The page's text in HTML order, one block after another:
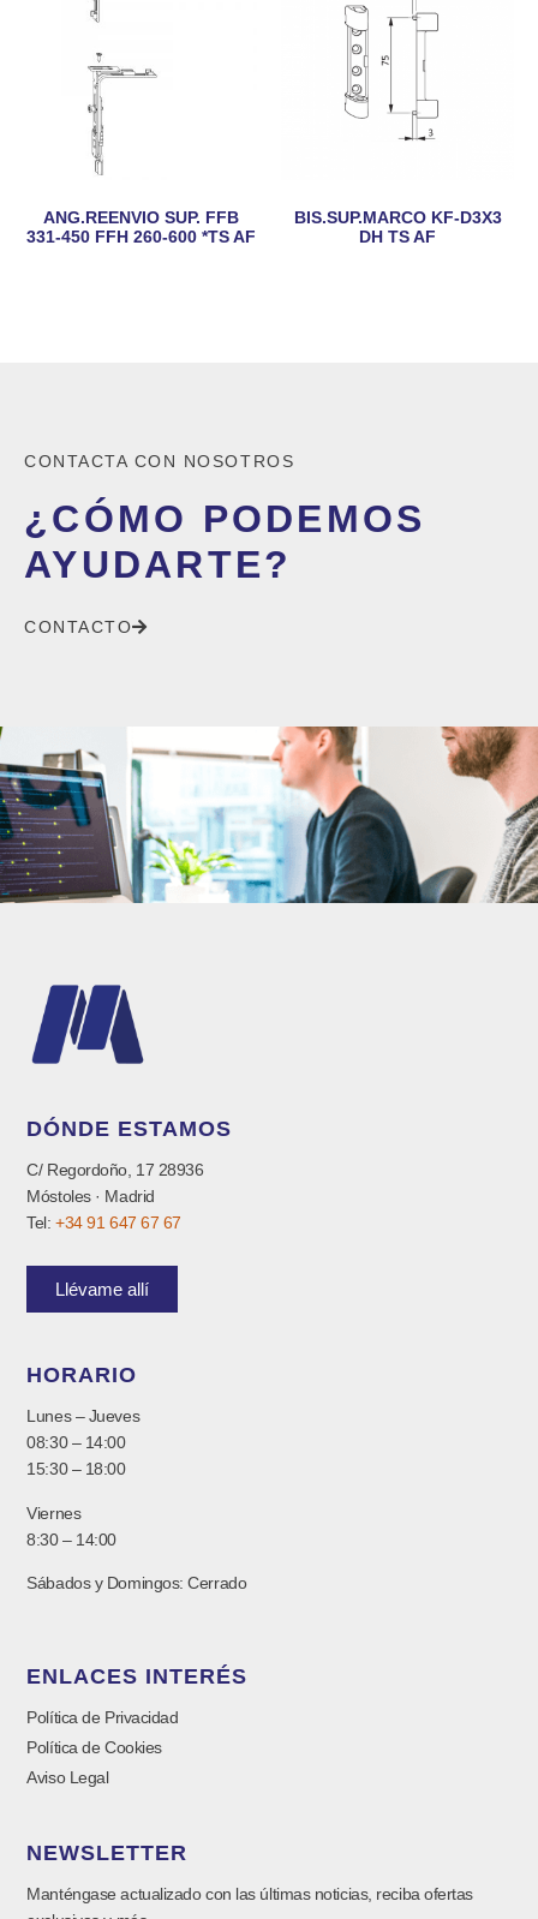
ANG.REENVIO SUP. FFB
331-450 FFH 260-600 *TS AF
BIS.SUP.MARCO KF-D3X3
DH TS AF
CONTACTA CON NOSOTROS
¿CÓMO PODEMOS
AYUDARTE?
CONTACTO
DÓNDE ESTAMOS
C/ Regordoño, 17 28936
Móstoles · Madrid
Tel:+34 91 647 67 67
Llévame allí
HORARIO
Lunes – Jueves
08:30 – 14:00
15:30 – 18:00
Viernes
8:30 – 14:00
Sábados y Domingos: Cerrado
ENLACES INTERÉS
Política de Privacidad
Política de Cookies
Aviso Legal
NEWSLETTER
Manténgase actualizado con las últimas noticias, reciba ofertas